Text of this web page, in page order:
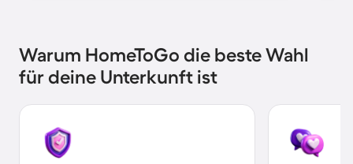
Warum HomeToGo die beste Wahl
für deine Unterkunft ist